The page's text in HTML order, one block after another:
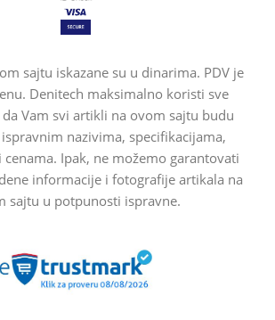
sajtu iskazane su u dinarima. PDV je
Denitech maksimalno koristi sve
da Vam svi artikli na ovom sajtu budu
nazivima, specifikacijama,
Ipak, ne možemo garantovati
informacije i fotografije artikala na
sajtu u potpunosti ispravne.